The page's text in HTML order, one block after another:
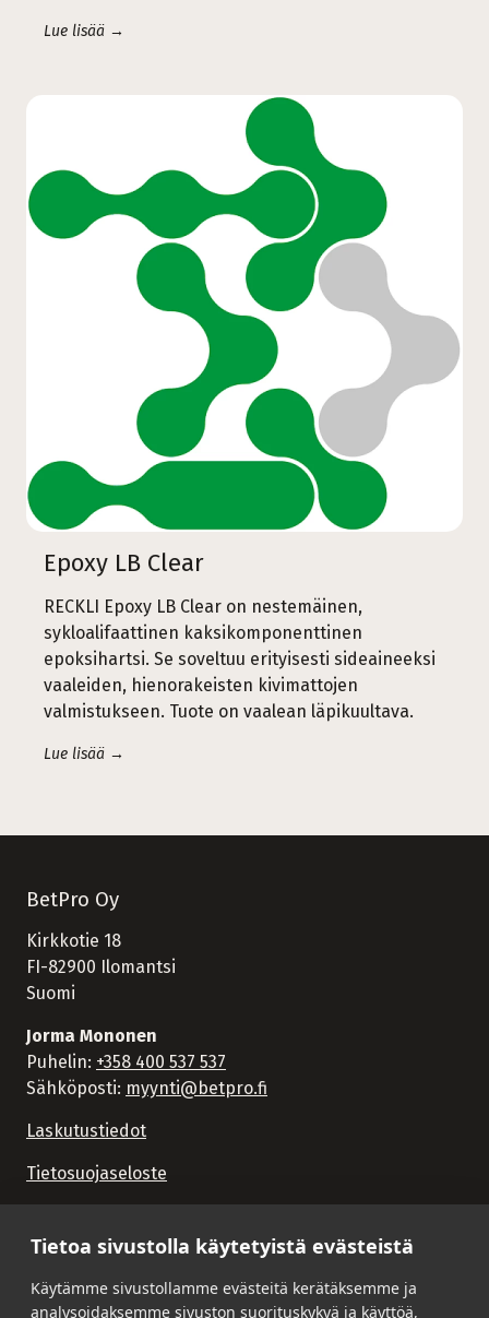
Tietoa sivustolla käytetyistä evästeistä
Käytämme sivustollamme evästeitä kerätäksemme ja
analysoidaksemme sivuston suorituskykyä ja käyttöä,
Lue lisää →
Epoxy LB Clear
RECKLI Epoxy LB Clear on nestemäinen,
sykloalifaattinen kaksikomponenttinen
epoksihartsi. Se soveltuu erityisesti sideaineeksi
vaaleiden, hienorakeisten kivimattojen
valmistukseen. Tuote on vaalean läpikuultava.
Lue lisää →
BetPro Oy
Kirkkotie 18
FI-82900 Ilomantsi
Suomi
Jorma Mononen
Puhelin: +358 400 537 537
Sähköposti: myynti@betpro.fi
Laskutustiedot
Tietosuojaseloste